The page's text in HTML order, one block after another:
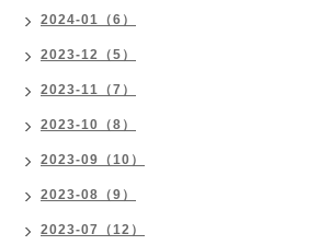
2024-01（6）
2023-12（5）
2023-11（7）
2023-10（8）
2023-09（10）
2023-08（9）
2023-07（12）